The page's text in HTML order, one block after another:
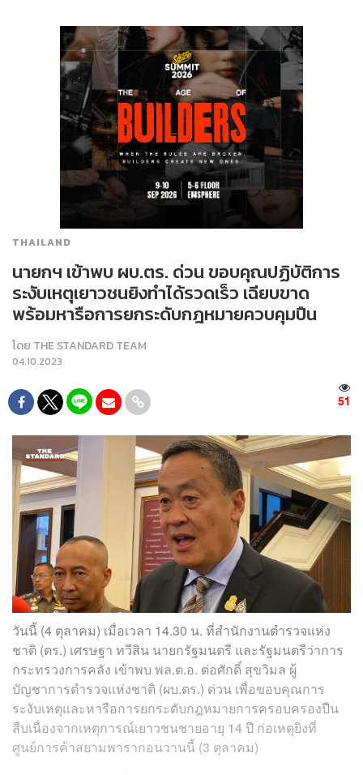
THAILAND
นายกฯ เข้าพบ ผบ.ตร. ด่วน ขอบคุณปฏิบัติการ
ระงับเหตุเยาวชนยิงทำได้รวดเร็ว เฉียบขาด
พร้อมหารือการยกระดับกฎหมายควบคุมปืน
โดย THE STANDARD TEAM
04.10.2023
51
วันนี้ (4 ตุลาคม) เมื่อเวลา 14.30 น. ที่สำนักงานตำรวจแห่ง
ชาติ (ตร.) เศรษฐา ทวีสิน นายกรัฐมนตรี และรัฐมนตรีว่าการ
กระทรวงการคลัง เข้าพบ พล.ต.อ. ต่อศักดิ์ สุขวิมล ผู้
บัญชาการตำรวจแห่งชาติ (ผบ.ตร.) ด่วน เพื่อขอบคุณการ
ระงับเหตุและหารือการยกระดับกฎหมายการครอบครองปืน
สืบเนื่องจากเหตุการณ์เยาวชนชายอายุ 14 ปี ก่อเหตุยิงที่
ศูนย์การค้าสยามพารากอนวานนี้ (3 ตุลาคม)